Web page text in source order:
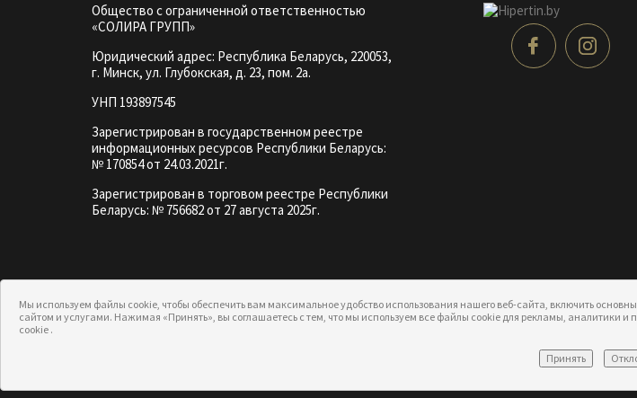
Мы используем файлы cookie, чтобы обеспечить вам максимальное удобство использования нашего веб-сайта, включить
сайтом и услугами. Нажимая «Принять», вы соглашаетесь с тем, что мы используем все файлы cookie для рекламы, аналитики
cookie .
Принять
Общество с ограниченной ответственностью
«СОЛИРА ГРУПП»
Юридический адрес: Республика Беларусь, 220053,
г. Минск, ул. Глубокская, д. 23, пом. 2а.
УНП 193897545
Зарегистрирован в государственном реестре
информационных ресурсов Республики Беларусь:
№ 170854 от 24.03.2021г.
Зарегистрирован в торговом реестре Республики
Беларусь: № 756682 от 27 августа 2025г.